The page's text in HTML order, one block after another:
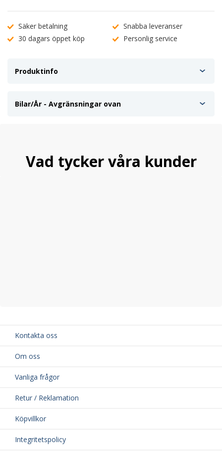
Tillverkad i svart ABS-plast.
Mycket enkel att montera.
Säker betalning
Snabba leveranser
30 dagars öppet köp
Personlig service
Produktinfo
Bilar/År - Avgränsningar ovan
Vad tycker våra kunder
Kontakta oss
Om oss
Vanliga frågor
Retur / Reklamation
Köpvillkor
Integritetspolicy